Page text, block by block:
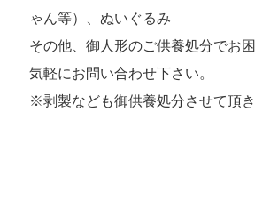
ゃん等）、ぬいぐるみ
その他、御人形のご供養処分でお
気軽にお問い合わせ下さい。
※剥製なども御供養処分させて頂き